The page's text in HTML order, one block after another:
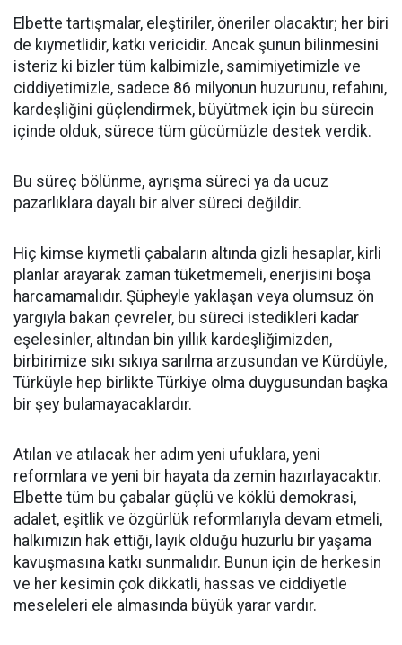
Elbette tartışmalar, eleştiriler, öneriler olacaktır; her biri
de kıymetlidir, katkı vericidir. Ancak şunun bilinmesini
isteriz ki bizler tüm kalbimizle, samimiyetimizle ve
ciddiyetimizle, sadece 86 milyonun huzurunu, refahını,
kardeşliğini güçlendirmek, büyütmek için bu sürecin
içinde olduk, sürece tüm gücümüzle destek verdik.
Bu süreç bölünme, ayrışma süreci ya da ucuz
pazarlıklara dayalı bir alver süreci değildir.
Hiç kimse kıymetli çabaların altında gizli hesaplar, kirli
planlar arayarak zaman tüketmemeli, enerjisini boşa
harcamamalıdır. Şüpheyle yaklaşan veya olumsuz ön
yargıyla bakan çevreler, bu süreci istedikleri kadar
eşelesinler, altından bin yıllık kardeşliğimizden,
birbirimize sıkı sıkıya sarılma arzusundan ve Kürdüyle,
Türküyle hep birlikte Türkiye olma duygusundan başka
bir şey bulamayacaklardır.
Atılan ve atılacak her adım yeni ufuklara, yeni
reformlara ve yeni bir hayata da zemin hazırlayacaktır.
Elbette tüm bu çabalar güçlü ve köklü demokrasi,
adalet, eşitlik ve özgürlük reformlarıyla devam etmeli,
halkımızın hak ettiği, layık olduğu huzurlu bir yaşama
kavuşmasına katkı sunmalıdır. Bunun için de herkesin
ve her kesimin çok dikkatli, hassas ve ciddiyetle
meseleleri ele almasında büyük yarar vardır.